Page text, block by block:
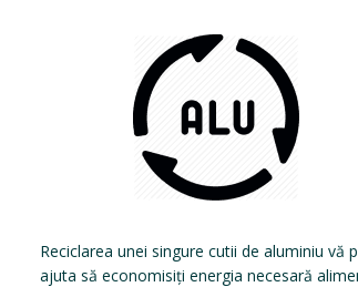
Reciclarea unei singure cutii de aluminiu vă
ajuta să economisiți energia necesară